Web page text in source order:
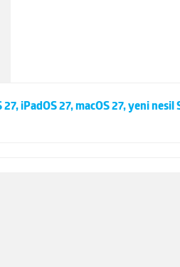
iPadOS 27, macOS 27, yeni